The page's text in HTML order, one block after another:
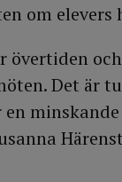
om
Det är